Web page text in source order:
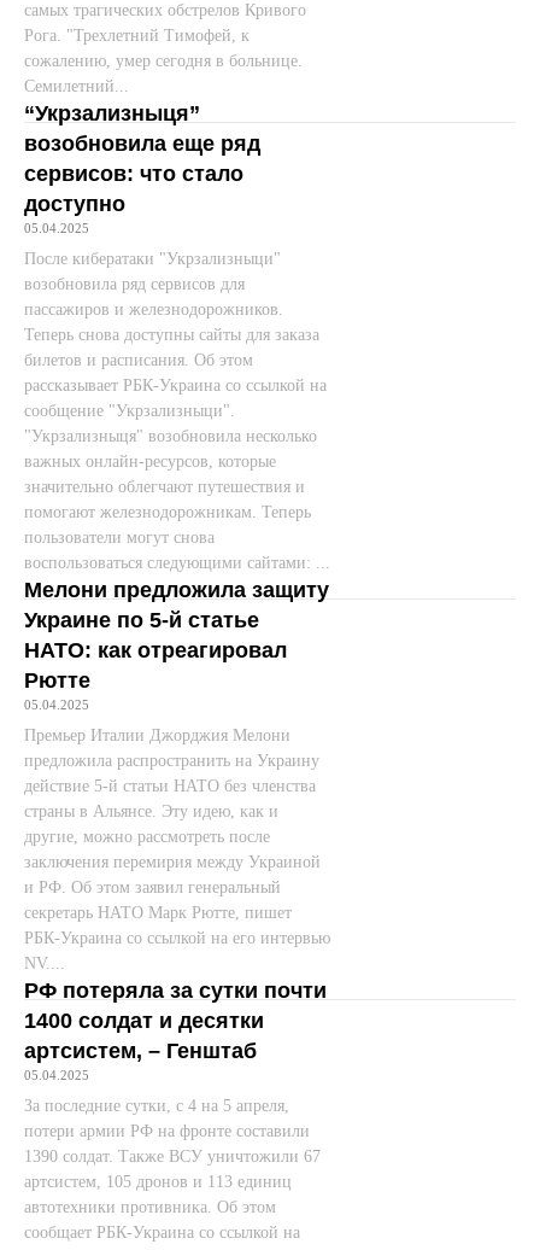
самых трагических обстрелов Кривого
Рога. "Трехлетний Тимофей, к
сожалению, умер сегодня в больнице.
Семилетний...
“Укрзализныця”
возобновила еще ряд
сервисов: что стало
доступно
05.04.2025
После кибератаки "Укрзализныци"
возобновила ряд сервисов для
пассажиров и железнодорожников.
Теперь снова доступны сайты для заказа
билетов и расписания. Об этом
рассказывает РБК-Украина со ссылкой на
сообщение "Укрзализныци".
"Укрзализныця" возобновила несколько
важных онлайн-ресурсов, которые
значительно облегчают путешествия и
помогают железнодорожникам. Теперь
пользователи могут снова
воспользоваться следующими сайтами: ...
Мелони предложила защиту
Украине по 5-й статье
НАТО: как отреагировал
Рютте
05.04.2025
Премьер Италии Джорджия Мелони
предложила распространить на Украину
действие 5-й статьи НАТО без членства
страны в Альянсе. Эту идею, как и
другие, можно рассмотреть после
заключения перемирия между Украиной
и РФ. Об этом заявил генеральный
секретарь НАТО Марк Рютте, пишет
РБК-Украина со ссылкой на его интервью
NV....
РФ потеряла за сутки почти
1400 солдат и десятки
артсистем, – Генштаб
05.04.2025
За последние сутки, с 4 на 5 апреля,
потери армии РФ на фронте составили
1390 солдат. Также ВСУ уничтожили 67
артсистем, 105 дронов и 113 единиц
автотехники противника. Об этом
сообщает РБК-Украина со ссылкой на